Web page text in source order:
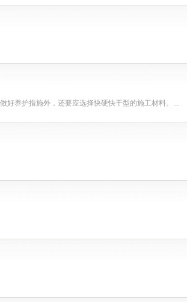
养护措施外，还要​应选择快硬快干型的施工材料。...